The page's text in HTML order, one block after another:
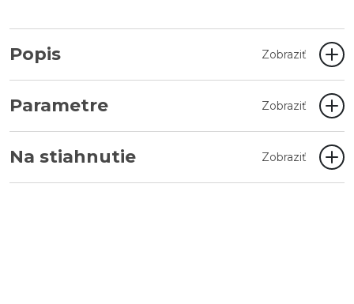
Popis Zobraziť
Parametre Zobraziť
Na stiahnutie Zobraziť